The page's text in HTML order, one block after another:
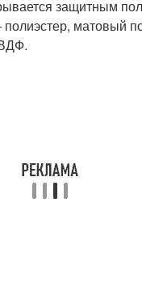
защитным
матовый